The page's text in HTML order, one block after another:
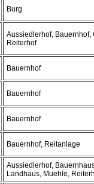
Burg
Aussiedlerhof, Bauernhof,
Reiterhof
Bauernhof
Bauernhof
Bauernhof
Bauernhof, Reitanlage
Aussiedlerhof,
Landhaus, Muehle,